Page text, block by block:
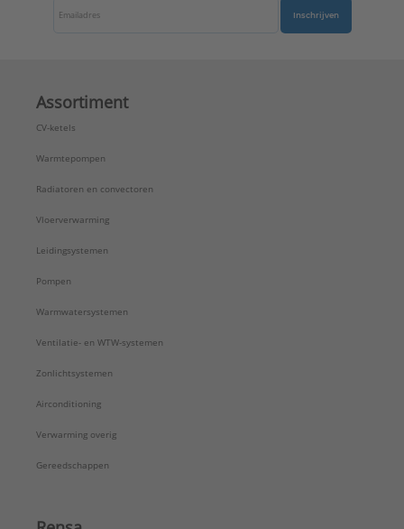
Inschrijven
Assortiment
CV-ketels
Warmtepompen
Radiatoren en convectoren
Vloerverwarming
Leidingsystemen
Pompen
Warmwatersystemen
Ventilatie- en WTW-systemen
Zonlichtsystemen
Airconditioning
Verwarming overig
Gereedschappen